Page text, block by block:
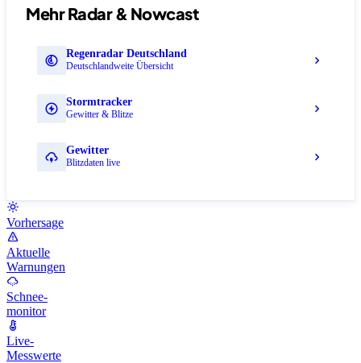
Mehr Radar & Nowcast
Regenradar Deutschland
Deutschlandweite Übersicht
Stormtracker
Gewitter & Blitze
Gewitter
Blitzdaten live
Vorhersage
Aktuelle
Warnungen
Schnee-
monitor
Live-
Messwerte